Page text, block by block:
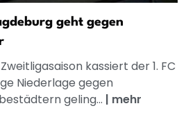
geht gegen
kassiert der 1. FC
Niederlage gegen
geling... | mehr